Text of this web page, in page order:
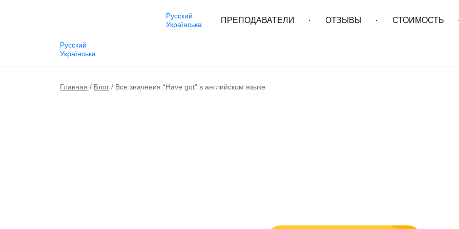
Русский
Українська
ПРЕПОДАВАТЕЛИ ОТЗЫВЫ СТОИМОСТЬ
Русский
Українська
Главная Блог Все значения “Have got” в английском языке